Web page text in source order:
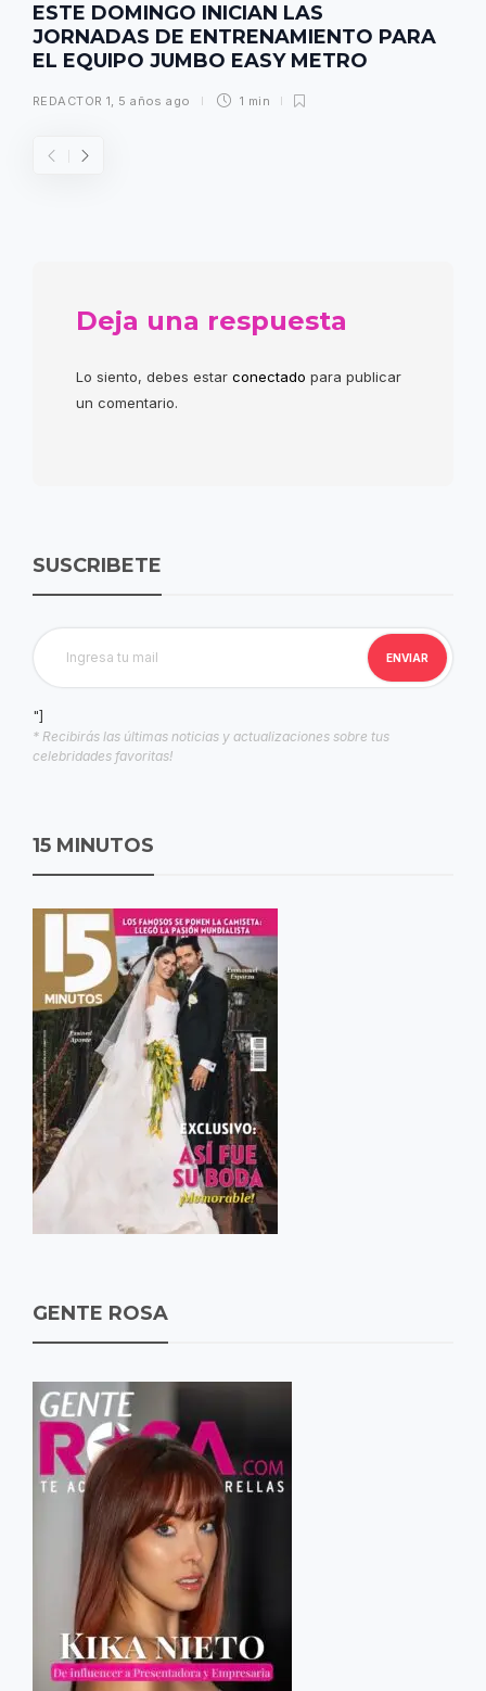
ESTE DOMINGO INICIAN LAS
JORNADAS DE ENTRENAMIENTO PARA
EL EQUIPO JUMBO EASY METRO
REDACTOR 1, 5 años ago 1 min
Deja una respuesta
Lo siento, debes estar conectado para publicar
un comentario.
SUSCRIBETE
"]
* Recibirás las últimas noticias y actualizaciones sobre tus
celebridades favoritas!
15 MINUTOS
GENTE ROSA